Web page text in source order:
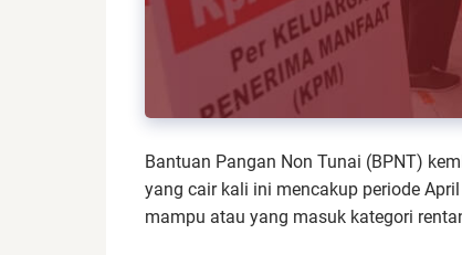
Bantuan Pangan Non Tunai (BPNT)
yang cair kali ini mencakup periode
mampu atau yang masuk kategori